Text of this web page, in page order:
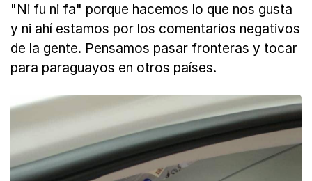
"Ni fu ni fa" porque hacemos lo que nos gusta
y ni ahí estamos por los comentarios negativos
de la gente. Pensamos pasar fronteras y tocar
para paraguayos en otros países.